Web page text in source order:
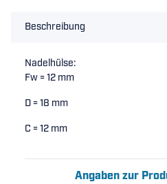
Beschreibung
Nadelhülse:
Fw = 12 mm
D = 18 mm
C = 12 mm
Angaben zur